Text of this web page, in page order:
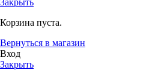
Корзина пуста.
Вернуться в магазин
Вход
Закрыть